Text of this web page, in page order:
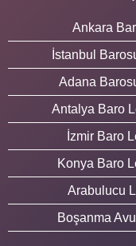
Ankara
İstanbul
Adana
Antalya Baro
İzmir Baro
Konya Baro
Arabulucu
Boşanma